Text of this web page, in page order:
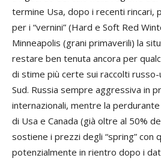
termine Usa, dopo i recenti rincari,
per i “vernini” (Hard e Soft Red
Minneapolis (grani primaverili) la
restare ben tenuta ancora per
di stime più certe sui raccolti russo-
Sud. Russia sempre aggressiva in
internazionali, mentre la
di Usa e Canada (già oltre al 50%
sostiene i prezzi degli “spring” con
potenzialmente in rientro dopo i